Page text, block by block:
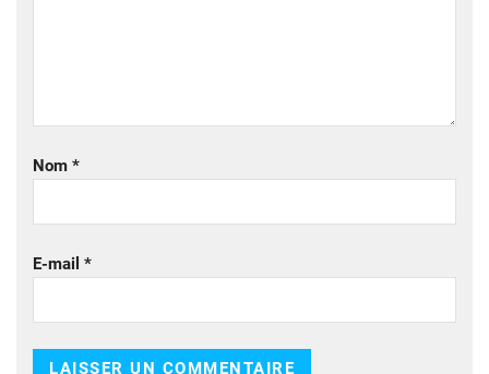
Nom *
E-mail *